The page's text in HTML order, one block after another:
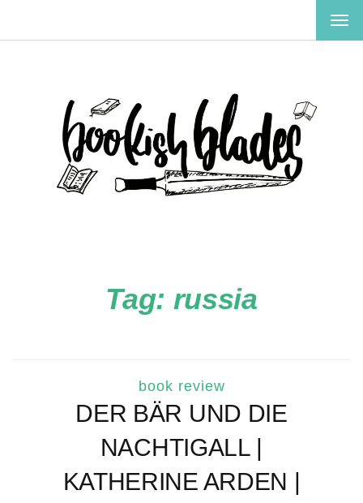
Tag: russia
book review
DER BÄR UND DIE
NACHTIGALL |
KATHERINE ARDEN |